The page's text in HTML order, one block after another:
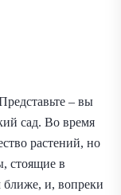
– вы
сад. Во время
растений, но
стоящие в
и, вопреки